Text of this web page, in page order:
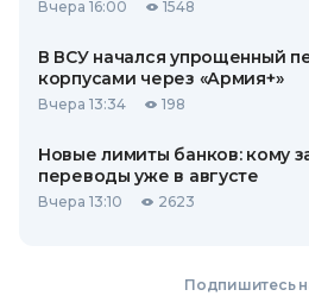
Вчера 16:00 1548
В ВСУ начался упрощенный
корпусами через «Армия+»
Вчера 13:34 198
Новые лимиты банков: кому
переводы уже в августе
Вчера 13:10 2623
Подпишитесь